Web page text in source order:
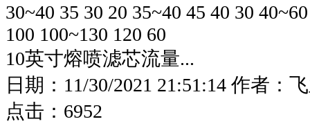
30~40 35 30 20 35~40 45 40 30
100 100~130 120 60
10英寸熔喷滤芯流量...
日期： 11/30/2021 21:51:14 作者：
点击： 6952